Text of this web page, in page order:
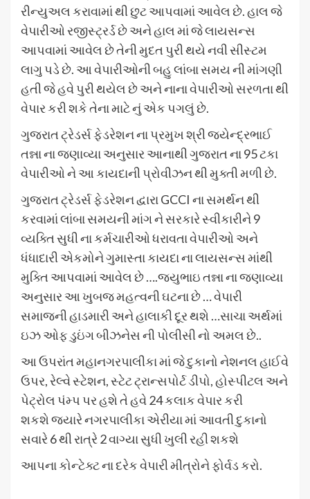
રીન્યુઅલ કરાવામાં થી છુટ આપવામાં આવેલ છે. હાલ જે
વેપારીઓ રજીસ્ટ્રર્ડ છે અને હાલ માં જે લાયસન્સ
આપવામાં આવેલ છે તેની મુદત પુરી થયે નવી સીસ્ટમ
લાગુ પડે છે. આ વેપારીઓની બહુ લાંબા સમય ની માંગણી
હતી જે હવે પુરી થયેલ છે અને નાના વેપારીઓ સરળતા થી
વેપાર કરી શકે તેના માટે નું એક પગલું છે.
ગુજરાત ટ્રેડર્સ ફેડરેશન ના પ્રમુખ શ્રી જયેન્દ્રભાઈ
તન્ના ના જણાવ્યા અનુસાર આનાથી ગુજરાત ના 95 ટકા
વેપારીઓ ને આ કાયદાની પ્રોવીઝન થી મુક્તી મળી છે.
ગુજરાત ટ્રેડર્સ ફેડરેશન દ્વારા GCCI ના સમર્થન થી
કરવામાં લાંબા સમયની માંગ ને સરકારે સ્વીકારીને 9
વ્યક્તિ સુધી ના કર્મચારીઓ ધરાવતા વેપારીઓ અને
ધંધાદારી એકમોને ગુમાસ્તા કાયદા ના લાયસન્સ માંથી
મુક્તિ આપવામાં આવેલ છે ….જયુભાઇ તન્ના ના જણાવ્યા
અનુસાર આ ખુબજ મહત્વની ઘટના છે … વેપારી
સમાજની હાડમારી અને હાલાકી દૂર થશે …સાચા અર્થમાં
ઇઝ ઓફ ડુઇંગ બીઝનેસ ની પોલીસી નો અમલ છે..
આ ઉપરાંત મહાનગરપાલીકા માં જે દુકાનો નેશનલ હાઈવે
ઉપર, રેલ્વે સ્ટેશન, સ્ટેટ ટ્રાન્સપોર્ટ ડીપો, હોસ્પીટલ અને
પેટ્રોલ પંમ્પ પર હશે તે હવે 24 કલાક વેપાર કરી
શકશે જ્યારે નગરપાલીકા એરીયા માં આવતી દુકાનો
સવારે 6 થી રાત્રે 2 વાગ્યા સુધી ખુલી રહી શકશે
આપના કોન્ટેક્ટ ના દરેક વેપારી મીત્રોને ફોર્વડ કરો.